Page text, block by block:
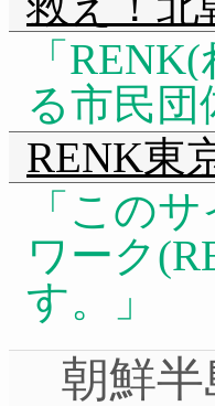
る市民団
RENK東
この
ワーク
す。
朝鮮